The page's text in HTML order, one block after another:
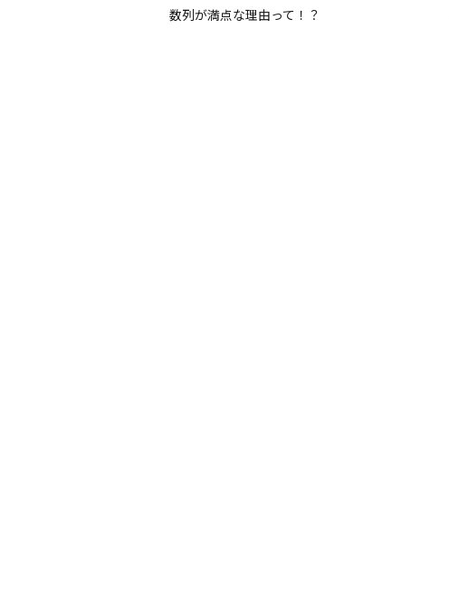
数列が満点な理由って！？